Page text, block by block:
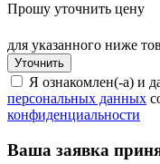
Прошу уточнить цену
для указанного ниже
Я ознакомлен(-а) и
персональных данных
конфиденциальности
Ваша заявка